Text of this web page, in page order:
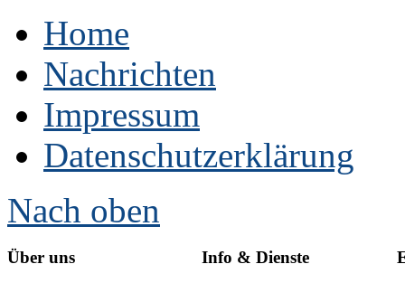
Home
Nachrichten
Impressum
Datenschutzerklärung
Nach oben
Über uns Info & Dienste